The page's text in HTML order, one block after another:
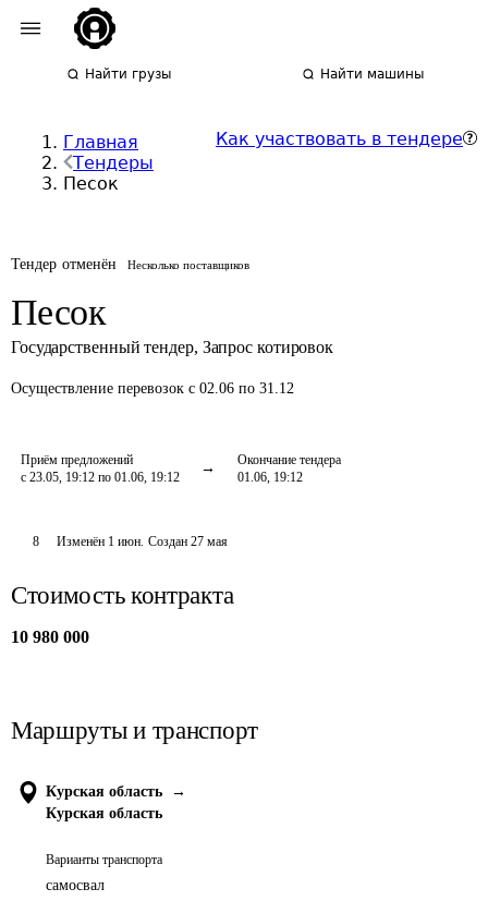
Найти грузы Найти машины
Главная
Тендеры
Песок
Как участвовать в тендере
Тендер отменён Несколько поставщиков
Песок
Государственный тендер, Запрос котировок
Осуществление перевозок с 02.06 по 31.12
Приём предложений
с 23.05, 19:12 по 01.06, 19:12
Окончание тендера
01.06, 19:12
8 Изменён 1 июн. Создан 27 мая
Стоимость контракта
10 980 000
Маршруты и транспорт
Курская область
→
Курская область
Варианты транспорта
самосвал